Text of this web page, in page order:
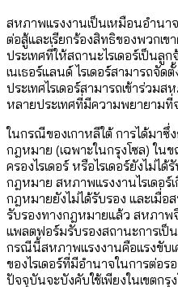
สหภาพแรงงานเป็นเหมือนอำนา
ต่อสู้และเรียกร้องสิทธิของพวกเ
ประเทศที่ให้สถานะไรเดอร์เป็นลู
เนเธอร์แลนด์ ไรเดอร์สามารถจั
ประเทศไรเดอร์สามารถเข้าร่วม
หลายประเทศที่มีความพยายามที่
ในกรณีของเกาหลีใต้ การได้มา
กฎหมาย (เฉพาะในกรุงโซล) ใ
ครองไรเดอร์ หรือไรเดอร์ยังไม่ไ
กฎหมาย สหภาพแรงงานไรเดอ
กฎหมายยังไม่ได้รับรอง และเมื่อ
รับรองทางกฎหมายแล้ว สหภา
แพลตฟอร์มรับรองสถานะการเป็น
กรณีนี้สหภาพแรงงานคือแรงขับเ
ของไรเดอร์ที่มีอำนาจในการต่อร
ปัจจุบันจะบังคับใช้เพียงในเขตกรุ